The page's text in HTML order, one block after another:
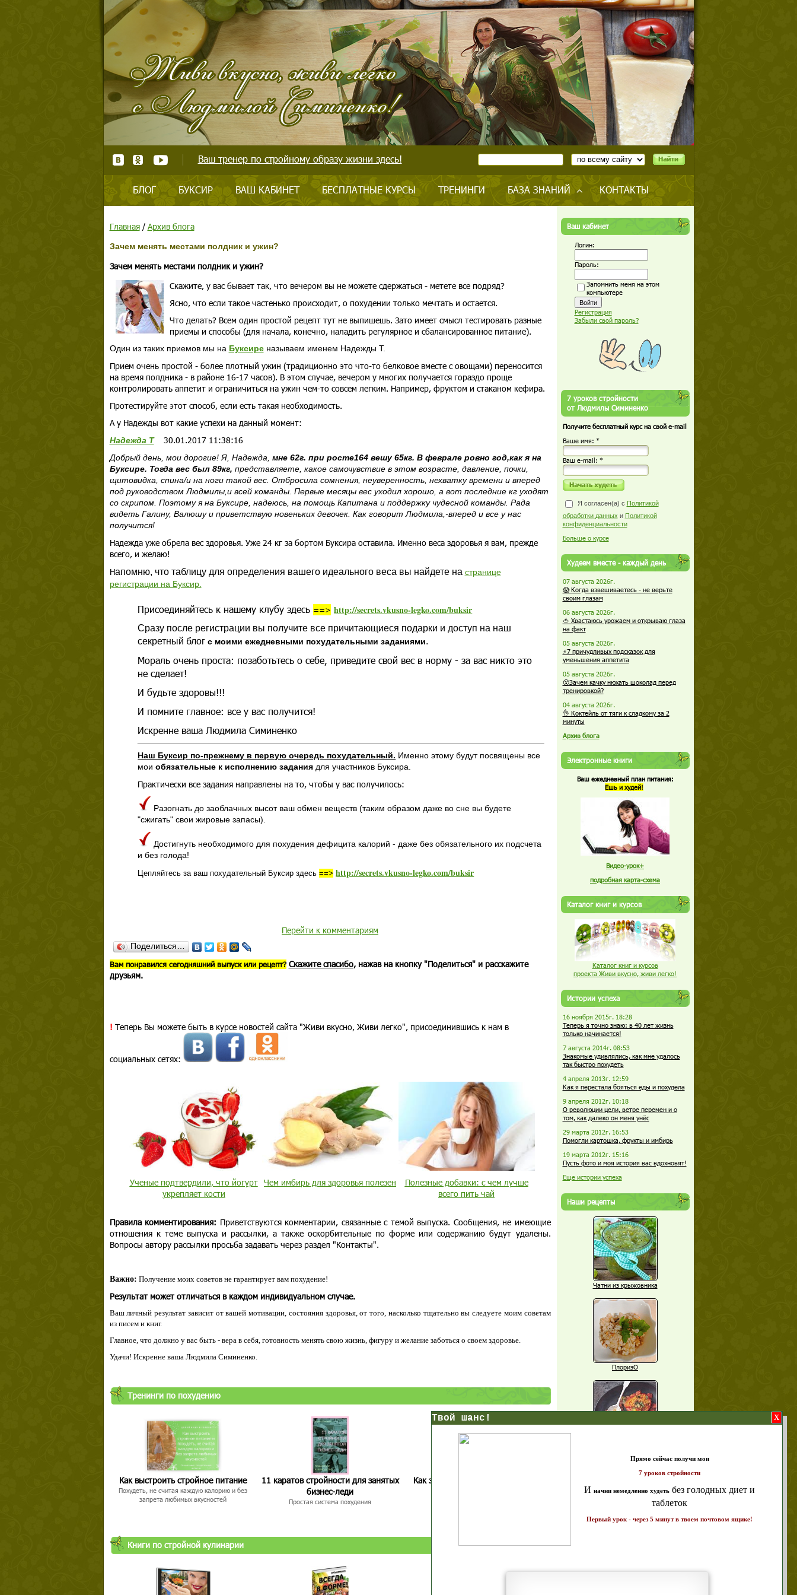
Ваш тренер по стройному образу жизни здесь!
БЛОГ БУКСИР ВАШ КАБИНЕТ БЕСПЛАТНЫЕ КУРСЫ ТРЕНИНГИ БАЗА ЗНАНИЙ КОНТАКТЫ
Главная/ Архив блога
Зачем менять местами полдник и ужин?
Зачем менять местами полдник и ужин?
Скажите, у вас бывает так, что вечером вы не можете сдержаться - метете все подряд?
Ясно, что если такое частенько происходит, о похудении только мечтать и остается.
Что делать? Всем один простой рецепт тут не выпишешь. Зато имеет смысл тестировать разные
приемы и способы (для начала, конечно, наладить регулярное и сбалансированное питание).
Один из таких приемов мы на Буксиреназываем именем Надежды Т.
Прием очень простой - более плотный ужин (традиционно это что-то белковое вместе с овощами) переносится
на время полдника - в районе 16-17 часов). В этом случае, вечером у многих получается гораздо проще
контролировать аппетит и ограничиться на ужин чем-то совсем легким. Например, фруктом и стаканом кефира.
Протестируйте этот способ, если есть такая необходимость.
А у Надежды вот какие успехи на данный момент:
Надежда Т30.01.2017 11:38:16
Добрый день, мои дорогие! Я, Надежда, мне 62г. при росте164 вешу 65кг. В феврале ровно год,как я на
Буксире. Тогда вес был 89кг, представляете, какое самочувствие в этом возрасте, давление, почки,
щитовидка, спина/и на ноги такой вес. Отбросила сомнения, неуверенность, нехватку времени и вперед
под руководством Людмилы,и всей команды. Первые месяцы вес уходил хорошо, а вот последние кг уходят
со скрипом. Поэтому я на Буксире, надеюсь, на помощь Капитана и поддержку чудесной команды. Рада
видеть Галину, Валюшу и приветствую новеньких девочек. Как говорит Людмила,-вперед и все у нас
получится!
Надежда уже обрела вес здоровья. Уже 24 кг за бортом Буксира оставила. Именно веса здоровья я вам, прежде
всего, и желаю!
Напомню, что таблицу для определения вашего идеального веса вы найдете на странице
регистрации на Буксир.
Присоединяйтесь к нашему клубу здесь ==> http://secrets.vkusno-legko.com/buksir
Сразу после регистрации вы получите все причитающиеся подарки и доступ на наш
секретный блогс моими ежедневными похудательными заданиями.
Мораль очень проста: позаботьтесь о себе, приведите свой вес в норму - за вас никто это
не сделает!
И будьте здоровы!!!
И помните главное: все у вас получится!
Искренне ваша Людмила Симиненко
Наш Буксир по-прежнему в первую очередь похудательный. Именно этому будут посвящены все
моиобязательные к исполнению задания для участников Буксира.
Практически все задания направлены на то, чтобы у вас получилось:
Разогнать до заоблачных высот ваш обмен веществ (таким образом даже во сне вы будете
"сжигать" свои жировые запасы).
Достигнуть необходимого для похудения дефицита калорий - даже без обязательного их подсчета
и без голода!
Цепляйтесь за ваш похудательный Буксир здесь==> http://secrets.vkusno-legko.com/buksir
Перейти к комментариям
Поделиться…
Вам понравился сегодняшний выпуск или рецепт? Скажите спасибо, нажав на кнопку "Поделиться" и расскажите
друзьям.
! Теперь Вы можете быть в курсе новостей сайта "Живи вкусно, Живи легко", присоединившись к нам в
социальных сетях:
Ученые подтвердили, что йогурт
укрепляет кости
Чем имбирь для здоровья полезен
Полезные добавки: с чем лучше
всего пить чай
Правила комментирования: Приветствуются комментарии, связанные с темой выпуска. Сообщения, не имеющие
отношения к теме выпуска и рассылки, а также оскорбительные по форме или содержанию будут удалены.
Вопросы автору рассылки просьба задавать через раздел "Контакты".
Важно: Получение моих советов не гарантирует вам похудение!
Результат может отличаться в каждом индивидуальном случае.
Ваш личный результат зависит от вашей мотивации, состояния здоровья, от того, насколько тщательно вы следуете моим советам
из писем и книг.
Главное, что должно у вас быть - вера в себя, готовность менять свою жизнь, фигуру и желание заботься о своем здоровье.
Удачи! Искренне ваша Людмила Симиненко.
Тренинги по похудению
Как выстроить стройное питание
Похудеть, не считая каждую калорию и без
запрета любимых вкусностей
11 каратов стройности для занятых
бизнес-леди
Простая система похудения
Как запустить жиросжигание за 7
Книги по стройной кулинарии
Ваш кабинет
Логин:
Пароль:
Запомнить меня на этом
компьютере
Регистрация
Забыли свой пароль?
7 уроков стройности
от Людмилы Симиненко
Получите бесплатный курс на свой e-mail
Ваше имя: *
Ваш е-mail: *
Я согласен(а) с Политикой
обработки данных и Политикой
конфиденциальности
Больше о курсе
Худеем вместе - каждый день
07 августа 2026г.
😱 Когда взвешиваетесь - не верьте
своим глазам
06 августа 2026г.
🍅 Хвастаюсь урожаем и открываю глаза
на факт
05 августа 2026г.
⚡7 причудливых подсказок для
уменьшения аппетита
05 августа 2026г.
😮Зачем качку нюхать шоколад перед
тренировкой?
04 августа 2026г.
👌 Коктейль от тяги к сладкому за 2
минуты
Архив блога
Электронные книги
Ваш ежедневный план питания:
Ешь и худей!
Видео-урок+
подробная карта-схема
Каталог книг и курсов
Каталог книг и курсов
проекта Живи вкусно, живи легко!
Истории успеха
16 ноября 2015г. 18:28
Теперь я точно знаю: в 40 лет жизнь
только начинается!
7 августа 2014г. 08:53
Знакомые удивлялись, как мне удалось
так быстро похудеть
4 апреля 2013г. 12:59
Как я перестала бояться еды и похудела
9 апреля 2012г. 10:18
О революции цели, ветре перемен и о
том, как далеко он меня унёс
29 марта 2012г. 16:53
Помогли картошка, фрукты и имбирь
19 марта 2012г. 15:16
Пусть фото и моя история вас вдохновят!
Еще истории успеха
Наши рецепты
Чатни из крыжовника
ПлоризО
Еще рецепты